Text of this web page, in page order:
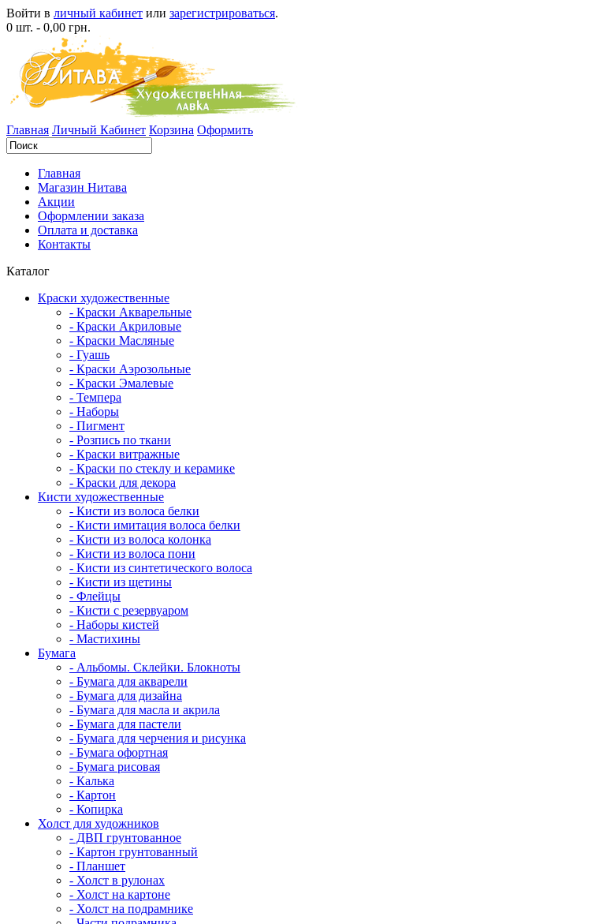
Войти в личный кабинет или зарегистрироваться.
0 шт. - 0,00 грн.
Главная Личный Кабинет Корзина Оформить
Главная
Магазин Нитава
Акции
Оформлении заказа
Оплата и доставка
Контакты
Каталог
Краски художественные
- Краски Акварельные
- Краски Акриловые
- Краски Масляные
- Гуашь
- Краски Аэрозольные
- Краски Эмалевые
- Темпера
- Наборы
- Пигмент
- Розпись по ткани
- Краски витражные
- Краски по стеклу и керамике
- Краски для декора
Кисти художественные
- Кисти из волоса белки
- Кисти имитация волоса белки
- Кисти из волоса колонка
- Кисти из волоса пони
- Кисти из синтетического волоса
- Кисти из щетины
- Флейцы
- Кисти с резервуаром
- Наборы кистей
- Мастихины
Бумага
- Альбомы. Склейки. Блокноты
- Бумага для акварели
- Бумага для дизайна
- Бумага для масла и акрила
- Бумага для пастели
- Бумага для черчения и рисунка
- Бумага офортная
- Бумага рисовая
- Калька
- Картон
- Копирка
Холст для художников
- ДВП грунтованное
- Картон грунтованный
- Планшет
- Холст в рулонах
- Холст на картоне
- Холст на подрамнике